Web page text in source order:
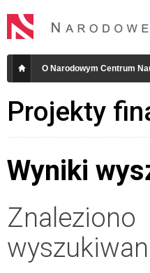
O Narodowym Centrum
Projekty
Wyniki